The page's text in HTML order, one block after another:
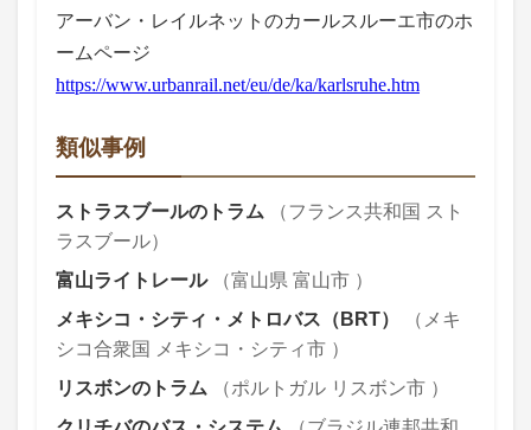
アーバン・レイルネットのカールスルーエ市のホ
ームページ
https://www.urbanrail.net/eu/de/ka/karlsruhe.htm
類似事例
ストラスブールのトラム
（フランス共和国 スト
ラスブール）
富山ライトレール
（富山県 富山市 ）
メキシコ・シティ・メトロバス（BRT）
（メキ
シコ合衆国 メキシコ・シティ市 ）
リスボンのトラム
（ポルトガル リスボン市 ）